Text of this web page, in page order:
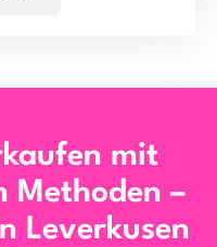
mit
Methoden –
Leverkusen